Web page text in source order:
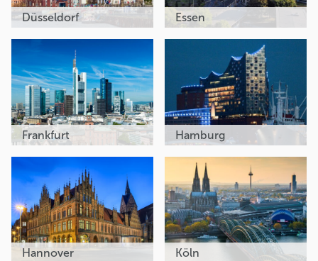
Düsseldorf Essen
Frankfurt Hamburg
Hannover Köln